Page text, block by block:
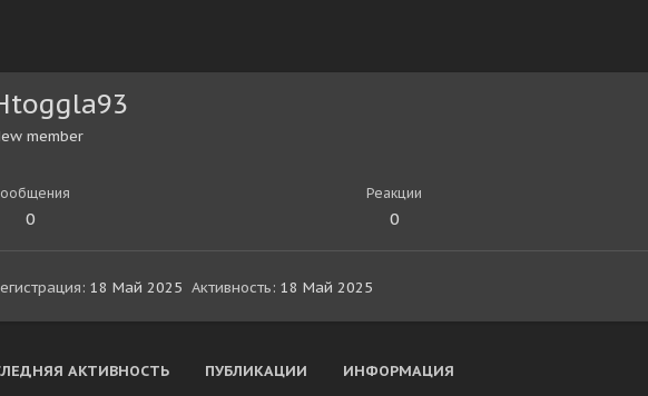
member
0
Реакции
0
18 Май 2025 Активность 18 Май 2025
АКТИВНОСТЬ ПУБЛИКАЦИИ ИНФОРМАЦИЯ